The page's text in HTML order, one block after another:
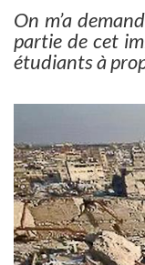
On m’a
partie de cet
étudiants à